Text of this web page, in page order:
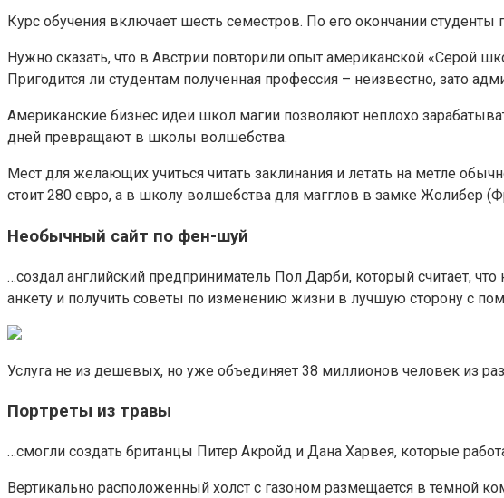
Курс обучения включает шесть семестров. По его окончании
Нужно сказать, что в Австрии повторили опыт американской «Серой
Пригодится ли студентам полученная профессия – неизвестно, зато
Американские бизнес идеи школ магии позволяют неплохо
дней превращают в школы волшебства.
Мест для желающих учиться читать заклинания и летать на метле
стоит 280 евро, а в школу волшебства для магглов в замке Жолибер
Необычный сайт по фен-шуй
…создал английский предприниматель Пол Дарби, который считает,
анкету и получить советы по изменению жизни в лучшую сторону с
Услуга не из дешевых, но уже объединяет 38 миллионов человек из
Портреты из травы
…смогли создать британцы Питер Акройд и Дана Харвея, которые
Вертикально расположенный холст с газоном размещается в темной